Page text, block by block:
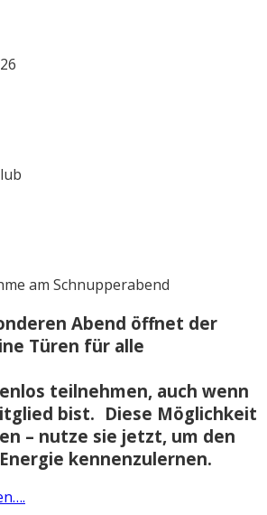
am Schnupperabend
Abend öffnet der
Türen für alle
teilnehmen, auch wenn
bist. Diese Möglichkeit
– nutze sie jetzt, um den
kennenzulernen.